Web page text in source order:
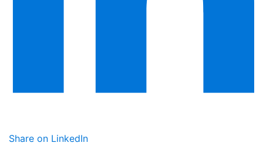
Share on LinkedIn